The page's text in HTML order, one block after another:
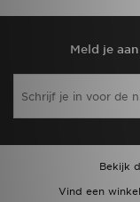
Meld je
Bekijk
Vind een winkel